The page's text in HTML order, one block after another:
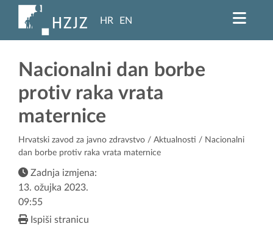
HR EN
Nacionalni dan borbe
protiv raka vrata
maternice
Hrvatski zavod za javno zdravstvo / Aktualnosti / Nacionalni
dan borbe protiv raka vrata maternice
Zadnja izmjena:
13. ožujka 2023.
09:55
Ispiši stranicu